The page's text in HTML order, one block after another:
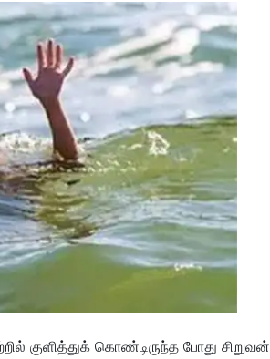
குளித்துக் கொண்டிருந்த போது சிறுவன்